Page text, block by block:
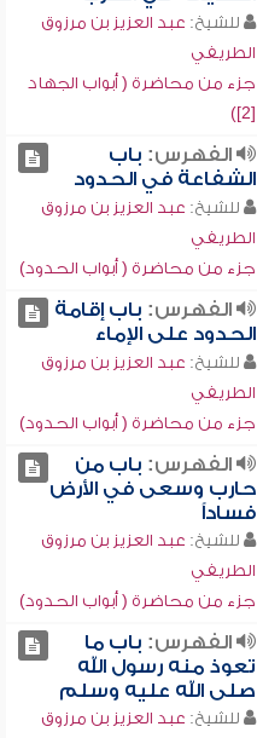
للشيخ: عبد العزيز بن مرزوق
الطريفي
جزء من محاضرة ( أبواب الجهاد
[2])
الفهرس: باب
الشفاعة في الحدود
للشيخ: عبد العزيز بن مرزوق
الطريفي
جزء من محاضرة ( أبواب الحدود)
الفهرس: باب إقامة
الحدود على الإماء
للشيخ: عبد العزيز بن مرزوق
الطريفي
جزء من محاضرة ( أبواب الحدود)
الفهرس: باب من
حارب وسعى في الأرض
فساداً
للشيخ: عبد العزيز بن مرزوق
الطريفي
جزء من محاضرة ( أبواب الحدود)
الفهرس: باب ما
تعوذ منه رسول الله
صلى الله عليه وسلم
للشيخ: عبد العزيز بن مرزوق